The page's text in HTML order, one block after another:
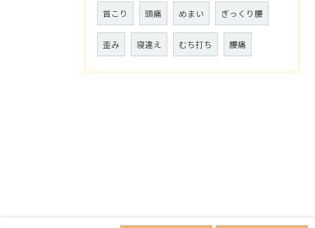
首こり 頭痛 めまい ぎっくり腰
歪み 寝違え むち打ち 腰痛